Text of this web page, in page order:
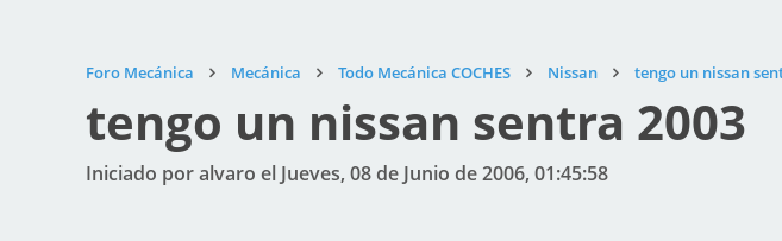
Foro Mecánica Mecánica Todo Mecánica COCHES Nissan tengo un nissan
tengo un nissan sentra 2003
Iniciado por alvaro el Jueves, 08 de Junio de 2006, 01:45:58